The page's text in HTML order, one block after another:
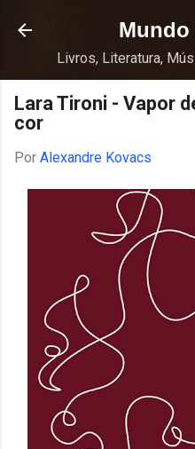
Pular para o
Mundo
Livros, Literatura,
Lara Tironi - Vapor
cor
Por Alexandre Kovacs